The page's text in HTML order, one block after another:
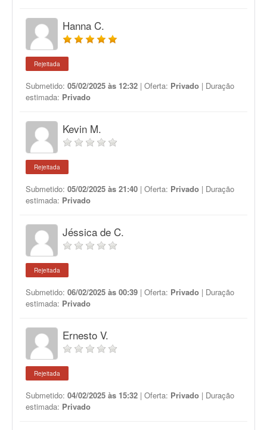
Hanna C.
Rejeitada
Submetido: 05/02/2025 às 12:32 | Oferta: Privado | Duração
estimada: Privado
Kevin M.
Rejeitada
Submetido: 05/02/2025 às 21:40 | Oferta: Privado | Duração
estimada: Privado
Jéssica de C.
Rejeitada
Submetido: 06/02/2025 às 00:39 | Oferta: Privado | Duração
estimada: Privado
Ernesto V.
Rejeitada
Submetido: 04/02/2025 às 15:32 | Oferta: Privado | Duração
estimada: Privado